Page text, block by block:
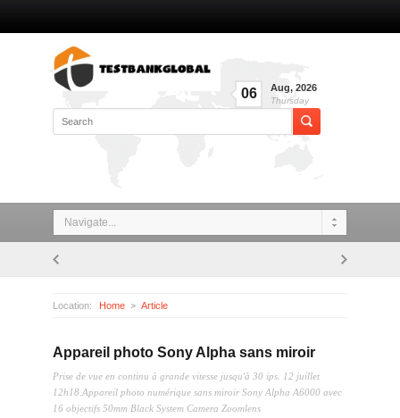
06 Aug, 2026
Thursday
Navigate...
Location: Home Article
Appareil photo Sony Alpha sans miroir
Prise de vue en continu à grande vitesse jusqu'à 30 ips. 12 juillet
12h18.Appareil photo numérique sans miroir Sony Alpha A6000 avec
16 objectifs 50mm Black System Camera Zoomlens